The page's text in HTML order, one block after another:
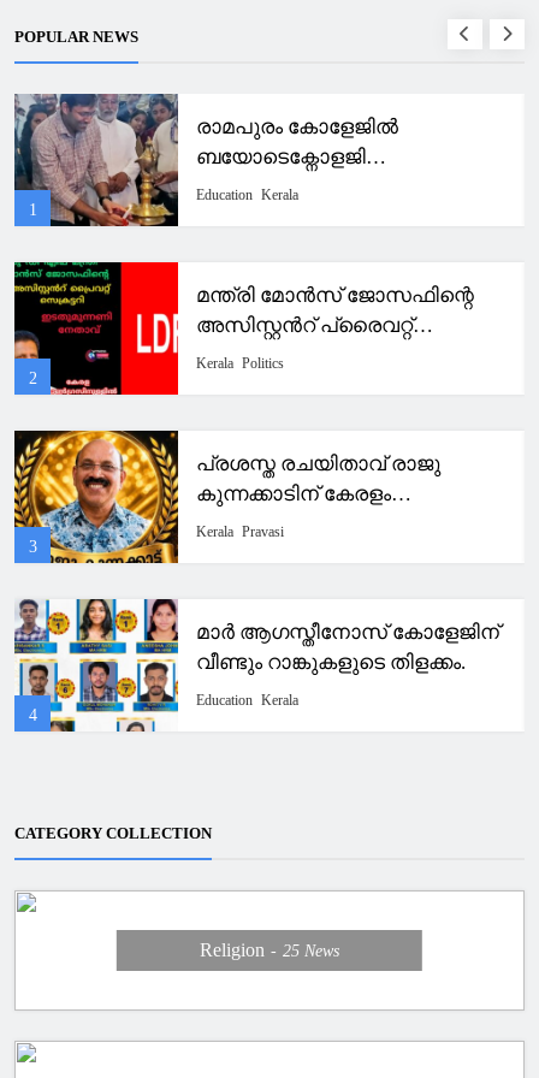
POPULAR NEWS
1
രാമപുരം കോളേജിൽ
ബയോടെക്നോളജി
അസോസിയേഷൻ ഓപ്പറോൺ
Education Kerala
2
മന്ത്രി മോൻസ് ജോസഫിന്റെ
അസിസ്റ്റൻറ് പ്രൈവറ്റ്
സെക്രട്ടറിയായി എൽഡിഎഫ്
Kerala Politics
3
പ്രശസ്ത രചയിതാവ് രാജു
കുന്നക്കാടിന് കേരളം
ഐക്കോണിക് അവാർഡ് 2026
Kerala Pravasi
4
മാർ ആഗസ്തീനോസ് കോളേജിന്
വീണ്ടും റാങ്കുകളുടെ തിളക്കം.
Education Kerala
CATEGORY COLLECTION
Religion 25 News